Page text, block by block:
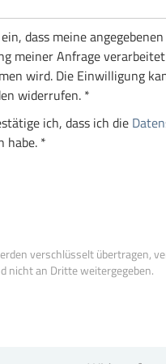
dass meine
meiner Anfrage
wird. Die Einwilligung
widerrufen. *
ich, dass ich die
habe. *
verschlüsselt übertragen,
nicht an Dritte weitergegeben.